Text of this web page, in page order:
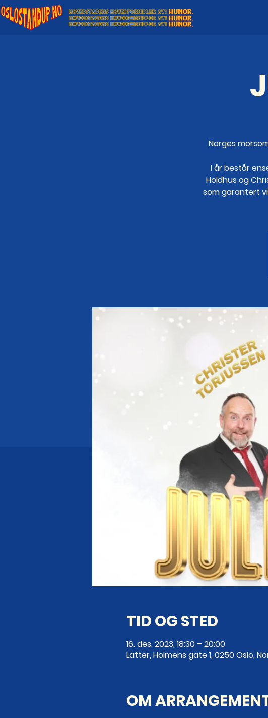
Norges
I år består
Holdhus og
som garantert
TID OG STED
16. des. 2023, 18:30 – 20:00
Latter, Holmens gate 1, 0250 Oslo,
OM